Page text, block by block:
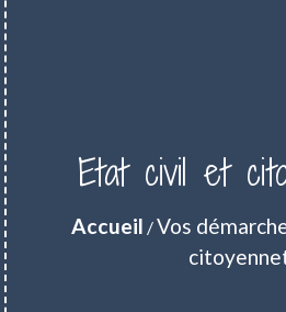
Etat civil et
Accueil /Vos